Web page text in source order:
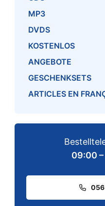
MP3
DVDS
KOSTENLOS
ANGEBOTE
GESCHENKSETS
ARTICLES EN
09:00
056